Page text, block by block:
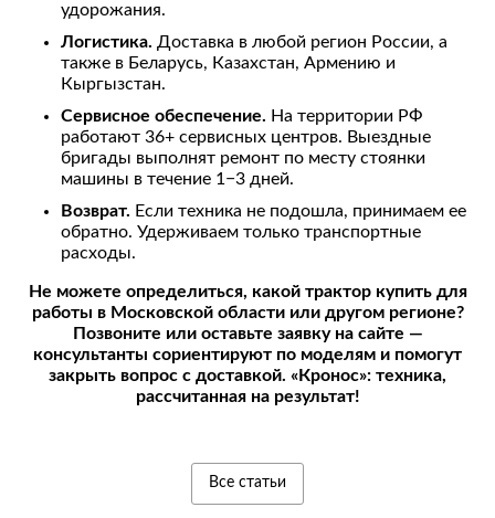
удорожания.
Логистика. Доставка в любой регион России, а
также в Беларусь, Казахстан, Армению и
Кыргызстан.
Сервисное обеспечение. На территории РФ
работают 36+ сервисных центров. Выездные
бригады выполнят ремонт по месту стоянки
машины в течение 1−3 дней.
Возврат. Если техника не подошла, принимаем ее
обратно. Удерживаем только транспортные
расходы.
Не можете определиться, какой трактор купить для
работы в Московской области или другом регионе?
Позвоните или оставьте заявку на сайте —
консультанты сориентируют по моделям и помогут
закрыть вопрос с доставкой. «Кронос»: техника,
рассчитанная на результат!
Все статьи